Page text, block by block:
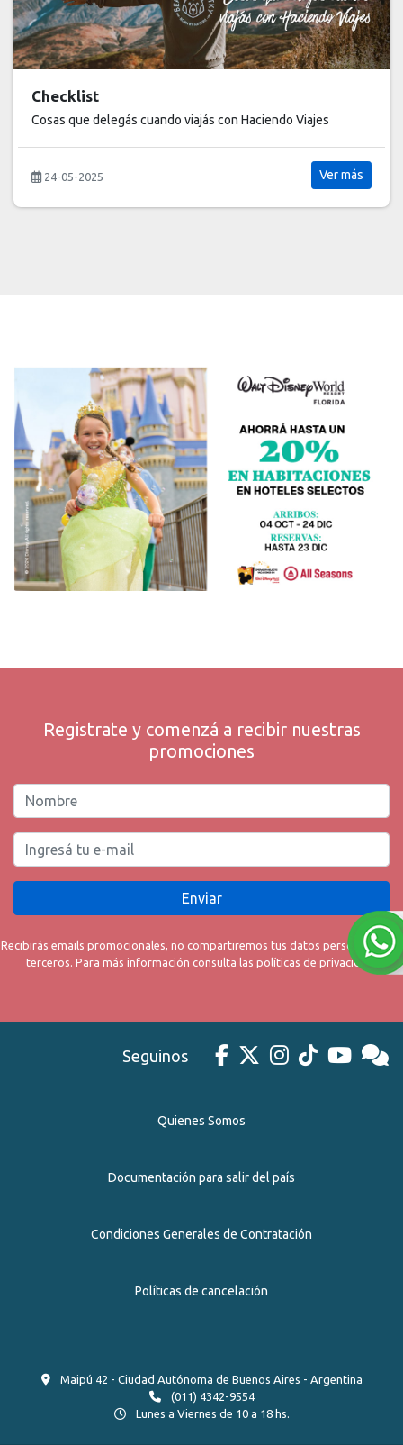
¿Qué podés llevar en tu equipaje de mano?
5 Tips para tu Carry-On
18-05-2025 Ver más
Registrate y comenzá a recibir nuestras
promociones
Enviar
Recibirás emails promocionales, no compartiremos tus datos personales con
terceros. Para más información consulta las políticas de privacidad.
Seguinos
Quienes Somos
Documentación para salir del país
Condiciones Generales de Contratación
Políticas de cancelación
Maipú 42 - Ciudad Autónoma de Buenos Aires - Argentina
(011) 4342-9554
Lunes a Viernes de 10 a 18 hs.